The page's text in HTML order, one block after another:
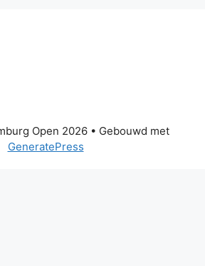
Open 2026• Gebouwd met
GeneratePress